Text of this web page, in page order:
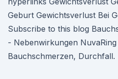
Geburt Gewichtsverlust Bei
Subscribe to this blog
- Nebenwirkungen
Bauchschmerzen, Durchfall.